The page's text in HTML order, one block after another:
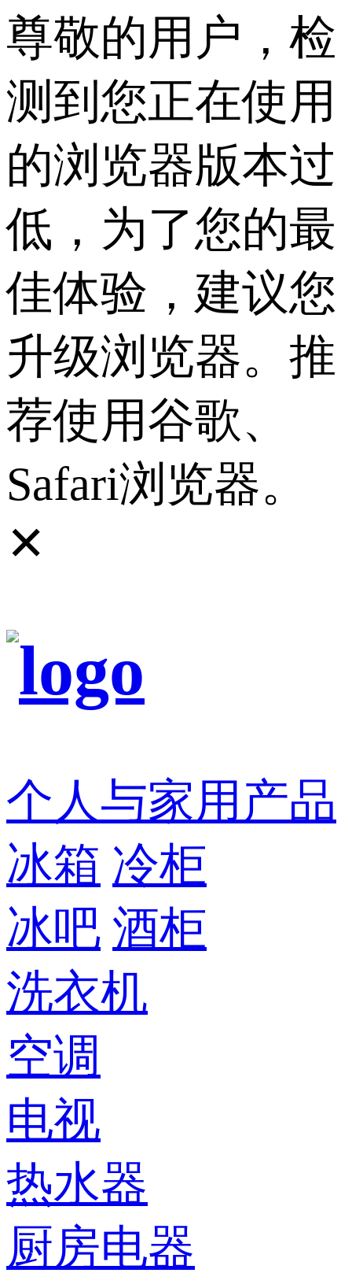
尊敬的用户，检
测到您正在使用
的浏览器版本过
低，为了您的最
佳体验，建议您
升级浏览器。推
荐使用谷歌、
Safari浏览器。
✕
个人与家用产品
冰箱 冷柜
冰吧 酒柜
洗衣机
空调
电视
热水器
厨房电器